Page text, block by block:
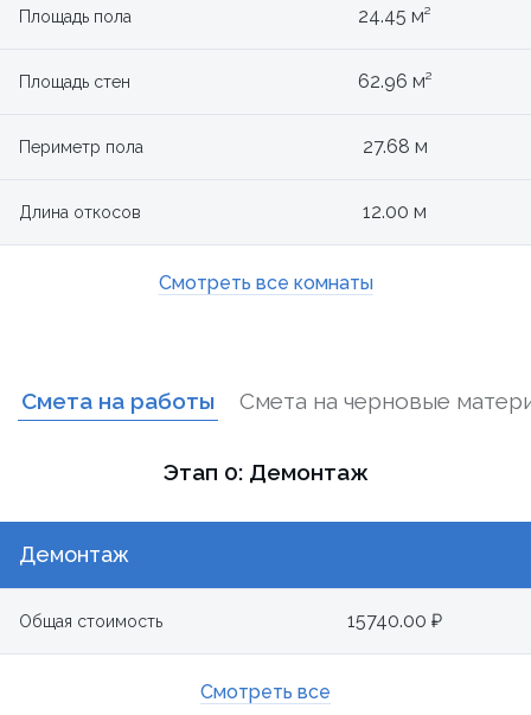
Площадь пола 24.45 м²
Площадь стен 62.96 м²
Периметр пола 27.68 м
Длина откосов 12.00 м
Смотреть все комнаты
Смета на работы Смета на черновые
Этап 0: Демонтаж
Демонтаж
Общая стоимость 15740.00 ₽
Смотреть все